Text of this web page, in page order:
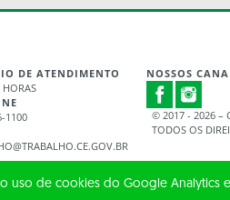
DE ATENDIMENTO
1100
NOSSOS
© 2017 - 2026 –
TODOS OS
uso de cookies do Google Analytics